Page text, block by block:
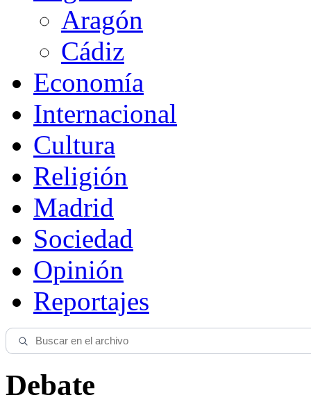
Aragón
Cádiz
Economía
Internacional
Cultura
Religión
Madrid
Sociedad
Opinión
Reportajes
Debate